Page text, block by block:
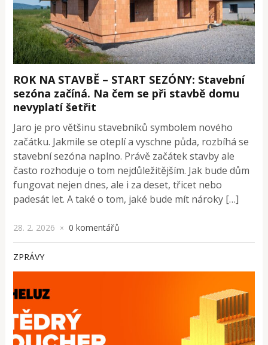
ROK NA STAVBĚ – START SEZÓNY: Stavební
sezóna začíná. Na čem se při stavbě domu
nevyplatí šetřit
Jaro je pro většinu stavebníků symbolem nového
začátku. Jakmile se oteplí a vyschne půda, rozbíhá se
stavební sezóna naplno. Právě začátek stavby ale
často rozhoduje o tom nejdůležitějším. Jak bude dům
fungovat nejen dnes, ale i za deset, třicet nebo
padesát let. A také o tom, jaké bude mít nároky […]
28. 2. 2026 × 0 komentářů
ZPRÁVY